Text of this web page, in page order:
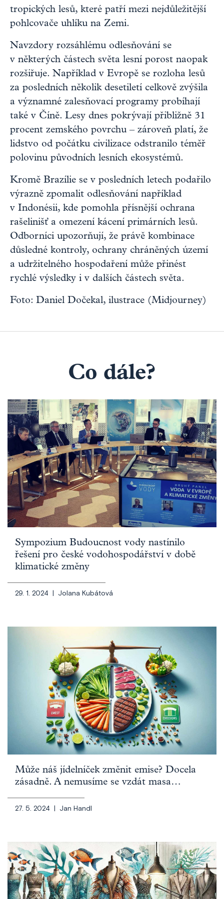
tropických lesů, které patří mezi nejdůležitější
pohlcovače uhlíku na Zemi.
Navzdory rozsáhlému odlesňování se
v některých částech světa lesní porost naopak
rozšiřuje. Například v Evropě se rozloha lesů
za posledních několik desetiletí celkově zvýšila
a významné zalesňovací programy probíhají
také v Číně. Lesy dnes pokrývají přibližně 31
procent zemského povrchu – zároveň platí, že
lidstvo od počátku civilizace odstranilo téměř
polovinu původních lesních ekosystémů.
Kromě Brazílie se v posledních letech podařilo
výrazně zpomalit odlesňování například
v Indonésii, kde pomohla přísnější ochrana
rašelinišť a omezení kácení primárních lesů.
Odborníci upozorňují, že právě kombinace
důsledné kontroly, ochrany chráněných území
a udržitelného hospodaření může přinést
rychlé výsledky i v dalších částech světa.
Foto: Daniel Dočekal, ilustrace (Midjourney)
Co dále?
Sympozium Budoucnost vody nastínilo
řešení pro české vodohospodářství v době
klimatické změny
29. 1. 2024 | Jolana Kubátová
Může náš jídelníček změnit emise? Docela
zásadně. A nemusíme se vzdát masa…
27. 5. 2024 | Jan Handl